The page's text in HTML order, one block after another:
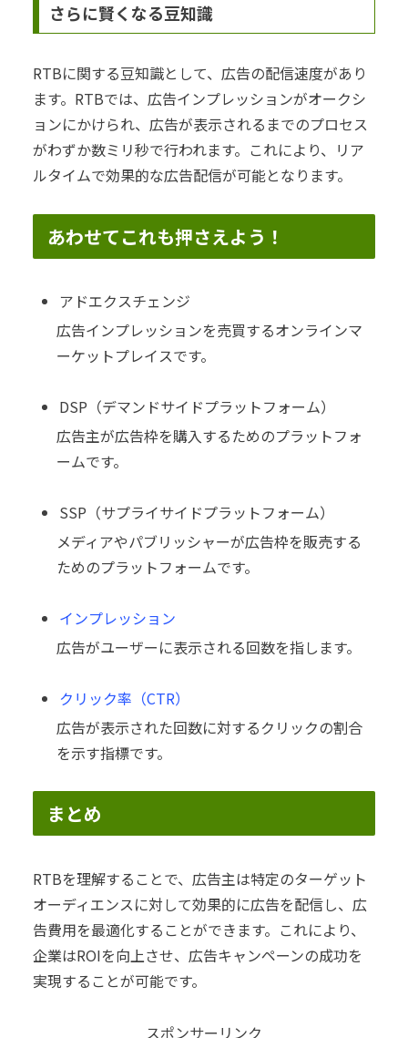
さらに賢くなる豆知識
RTBに関する豆知識として、広告の配信速度があり
ます。RTBでは、広告インプレッションがオークシ
ョンにかけられ、広告が表示されるまでのプロセス
がわずか数ミリ秒で行われます。これにより、リア
ルタイムで効果的な広告配信が可能となります。
あわせてこれも押さえよう！
アドエクスチェンジ
広告インプレッションを売買するオンラインマ
ーケットプレイスです。
DSP（デマンドサイドプラットフォーム）
広告主が広告枠を購入するためのプラットフォ
ームです。
SSP（サプライサイドプラットフォーム）
メディアやパブリッシャーが広告枠を販売する
ためのプラットフォームです。
インプレッション
広告がユーザーに表示される回数を指します。
クリック率（CTR）
広告が表示された回数に対するクリックの割合
を示す指標です。
まとめ
RTBを理解することで、広告主は特定のターゲット
オーディエンスに対して効果的に広告を配信し、広
告費用を最適化することができます。これにより、
企業はROIを向上させ、広告キャンペーンの成功を
実現することが可能です。
スポンサーリンク